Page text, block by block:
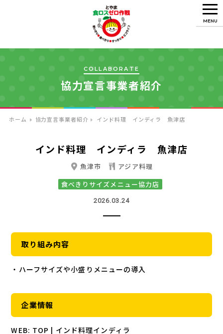
MENU
COLLABORATE
協力宣言事業者紹介
ホーム 協力宣言事業者紹介 インド料理 インディラ 魚津店
インド料理 インディラ 魚津店
魚津市
アジア料理
食べきりサイズメニュー協力店
2026.03.24
取り組み内容
・ハーフサイズや小盛りメニューの導入
企業情報
WEB: TOP | インド料理インディラ